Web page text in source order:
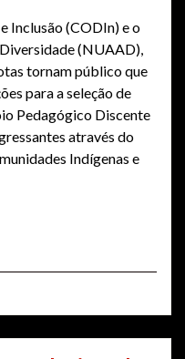
Inclusão (CODIn) e o
(NUAAD),
tornam público que
para a seleção de
Pedagógico Discente
através do
Indígenas e